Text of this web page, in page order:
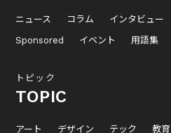
ニュース コラム インタビュー
Sponsored
イベント 用語集
トピック
TOPIC
アート デザイン テック 教育